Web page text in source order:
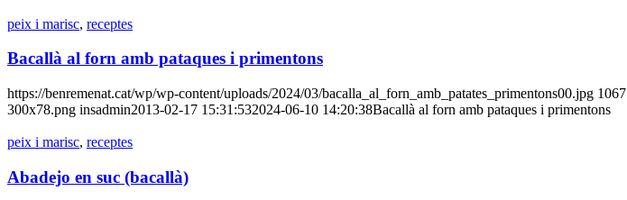
peix i marisc, receptes
Bacallà al forn amb pataques i primentons
https://benremenat.cat/wp/wp-content/uploads/2024/03/bacalla_al_forn_amb_patates_primentons00.jpg 1067
300x78.png insadmin2013-02-17 15:31:532024-06-10 14:20:38Bacallà al forn amb pataques i primentons
peix i marisc, receptes
Abadejo en suc (bacallà)